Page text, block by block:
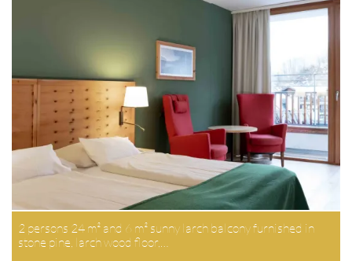
2 persons 24 m² and 6 m² sunny larch balcony furnished in
stone pine, larch wood floor,…